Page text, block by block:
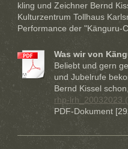
kling und Zeichner Bernd
Kulturzentrum Tollhaus
Performance der "Känguru-
Was wir von
Beliebt und gern
und Jubelrufe
Bernd Kissel
rhp-lrh_20032023
PDF-Dokument